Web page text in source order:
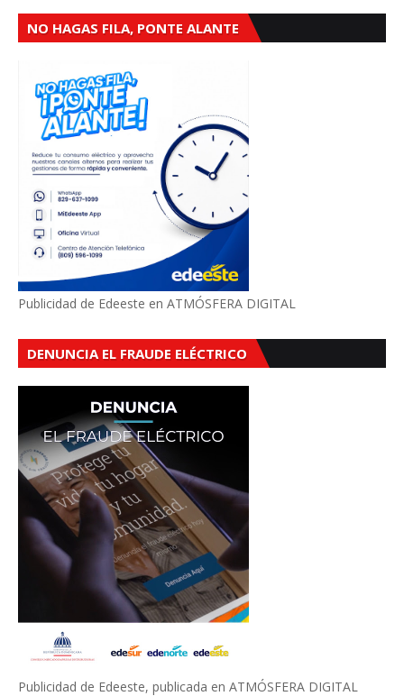
NO HAGAS FILA, PONTE ALANTE
Publicidad de Edeeste en ATMÓSFERA DIGITAL
DENUNCIA EL FRAUDE ELÉCTRICO
Publicidad de Edeeste, publicada en ATMÓSFERA DIGITAL